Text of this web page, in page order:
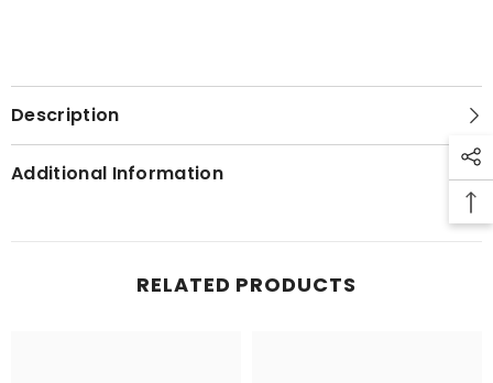
Description
Additional Information
RELATED PRODUCTS